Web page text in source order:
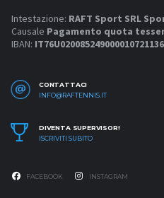
Intestazione: RAFT Sport SRL
Causale Pagamento quota
IBAN:
CONTATTACI
INFO@RAFTENNIS.IT
DIVENTA SUPERVISOR!
ISCRIVITI SUBITO
FACEBOOK INSTAGRAM